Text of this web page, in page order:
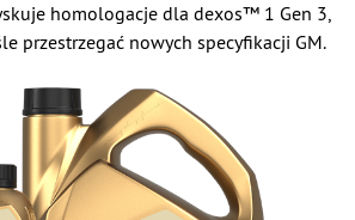
homologacje dla dexos™ 1 Gen 3,
przestrzegać nowych specyfikacji GM.